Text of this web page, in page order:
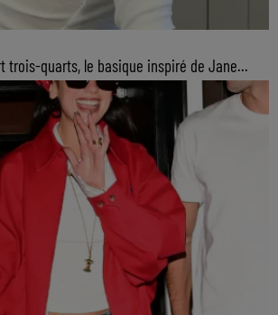
trois-quarts, le basique inspiré de Jane...